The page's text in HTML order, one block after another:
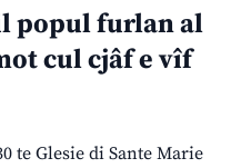
popul furlan al
cul cjâf e vîf
te Glesie di Sante Marie